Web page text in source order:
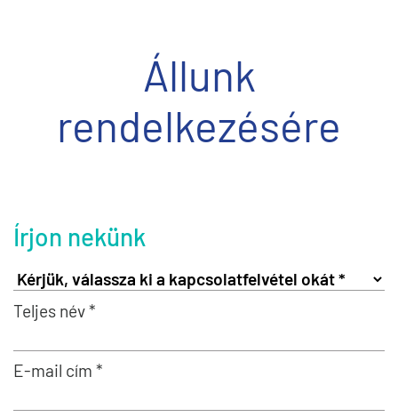
Állunk
rendelkezésére
Írjon nekünk
Teljes név *
E-mail cím *